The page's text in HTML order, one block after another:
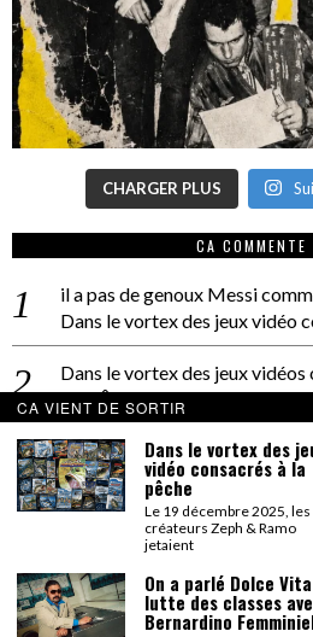
CHARGER PLUS
CA COMMENTE
il a pas de genoux Messi
Dans le vortex des jeux vidéo
Dans le vortex des jeux vidéos
PACÔME THIELLEMENT
La séance d’Hip Gnose
La Patrie
dans
On a parlé Dolce Vita et lutte
Bernardino Femminielli
carte noire negra à l'o tiede
On a parlé Dolce Vita et lutte
Bernardino Femminielli
CA VIENT DE SORTIR
Dans le vortex des
vidéo consacrés à la
pêche
Le 19 décembre 2025, les
créateurs Zeph & Ramo
jetaient
On a parlé Dolce
lutte des classes
Bernardino